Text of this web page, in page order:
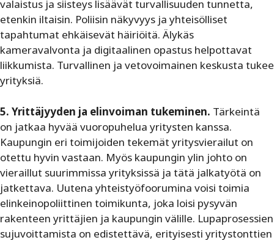
valaistus ja siisteys lisäävät turvallisuuden tunnetta,
etenkin iltaisin. Poliisin näkyvyys ja yhteisölliset
tapahtumat ehkäisevät häiriöitä. Älykäs
kameravalvonta ja digitaalinen opastus helpottavat
liikkumista. Turvallinen ja vetovoimainen keskusta tukee
yrityksiä.
5. Yrittäjyyden ja elinvoiman tukeminen. Tärkeintä
on jatkaa hyvää vuoropuhelua yritysten kanssa.
Kaupungin eri toimijoiden tekemät yritysvierailut on
otettu hyvin vastaan. Myös kaupungin ylin johto on
vieraillut suurimmissa yrityksissä ja tätä jalkatyötä on
jatkettava. Uutena yhteistyöfoorumina voisi toimia
elinkeinopoliittinen toimikunta, joka loisi pysyvän
rakenteen yrittäjien ja kaupungin välille. Lupaprosessien
sujuvoittamista on edistettävä, erityisesti yritystonttien